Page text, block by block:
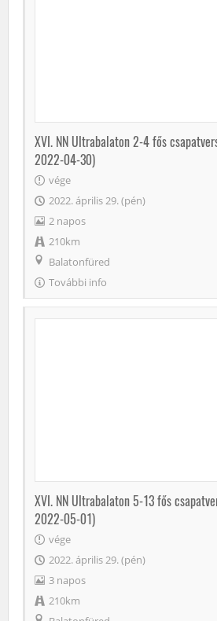
XVI. NN Ultrabalaton 2-4 fős
2022-04-30)
vége
2022. április 29. (pén)
2 napos
210km
Balatonfüred
További info
XVI. NN Ultrabalaton 5-13 fős
2022-05-01)
vége
2022. április 29. (pén)
3 napos
210km